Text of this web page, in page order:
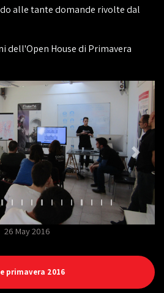
alle tante domande rivolte dal
dell'Open House di Primavera
26 May 2016
primavera 2016